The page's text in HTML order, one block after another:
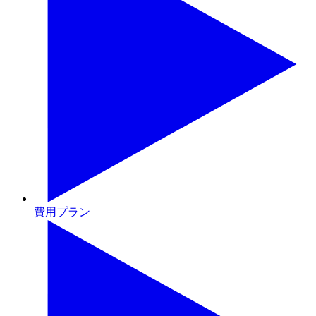
費用プラン